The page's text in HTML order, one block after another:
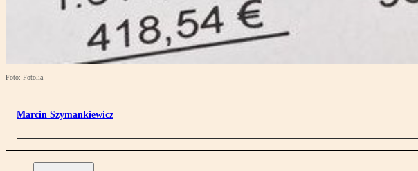
Foto: Fotolia
Marcin Szymankiewicz